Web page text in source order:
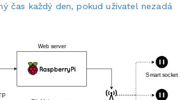
čas každý den, pokud uživatel nezadá